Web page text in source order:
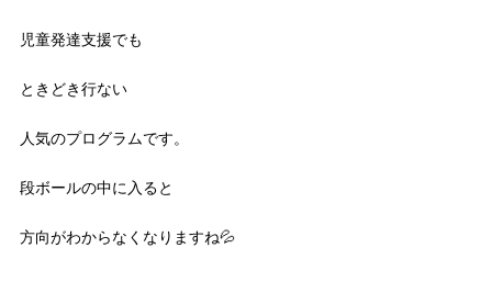
児童発達支援でも
ときどき行ない
人気のプログラムです。
段ボールの中に入ると
方向がわからなくなりますね💦